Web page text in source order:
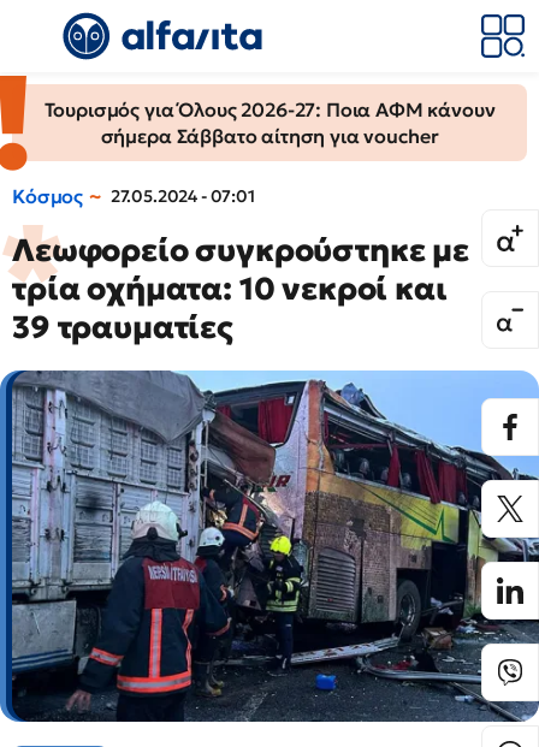
Τουρισμός για Όλους 2026-27: Ποια ΑΦΜ κάνουν
σήμερα Σάββατο αίτηση για voucher
Κόσμος 27.05.2024 - 07:01
Λεωφορείο συγκρούστηκε με
τρία οχήματα: 10 νεκροί και
39 τραυματίες